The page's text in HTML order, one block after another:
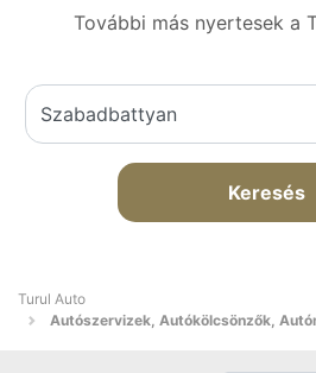
További más nyertesek a
Keresés
Turul Auto
Autószervizek, Autókölcsönzők,